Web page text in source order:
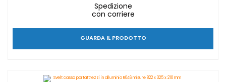
Spedizione
con corriere
GUARDA IL PRODOTTO